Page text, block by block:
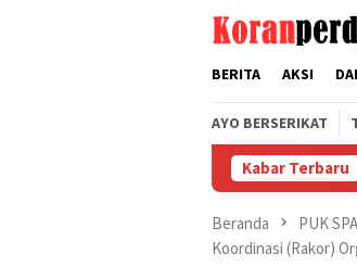
BERITA AKSI
AYO BERSERIKAT
Kabar Terbaru
Beranda
PUK
Koordinasi (Rakor)